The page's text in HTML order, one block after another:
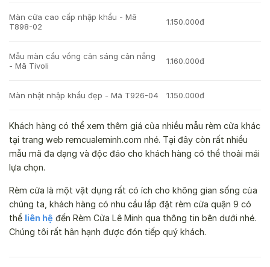
Màn cửa cao cấp nhập khẩu - Mã
T898-02
1.150.000đ
Mẫu màn cầu vồng cản sáng cản nắng
- Mã Tivoli
1.160.000đ
Màn nhật nhập khẩu đẹp - Mã T926-04 1.150.000đ
Khách hàng có thể xem thêm giá của nhiều mẫu rèm cửa khác
tại trang web remcualeminh.com nhé. Tại đây còn rất nhiều
mẫu mã đa dạng và độc đáo cho khách hàng có thể thoải mái
lựa chọn.
Rèm cửa là một vật dụng rất có ích cho không gian sống của
chúng ta, khách hàng có nhu cầu lắp đặt rèm cửa quận 9 có
thể liên hệ đến Rèm Cửa Lê Minh qua thông tin bên dưới nhé.
Chúng tôi rất hân hạnh được đón tiếp quý khách.